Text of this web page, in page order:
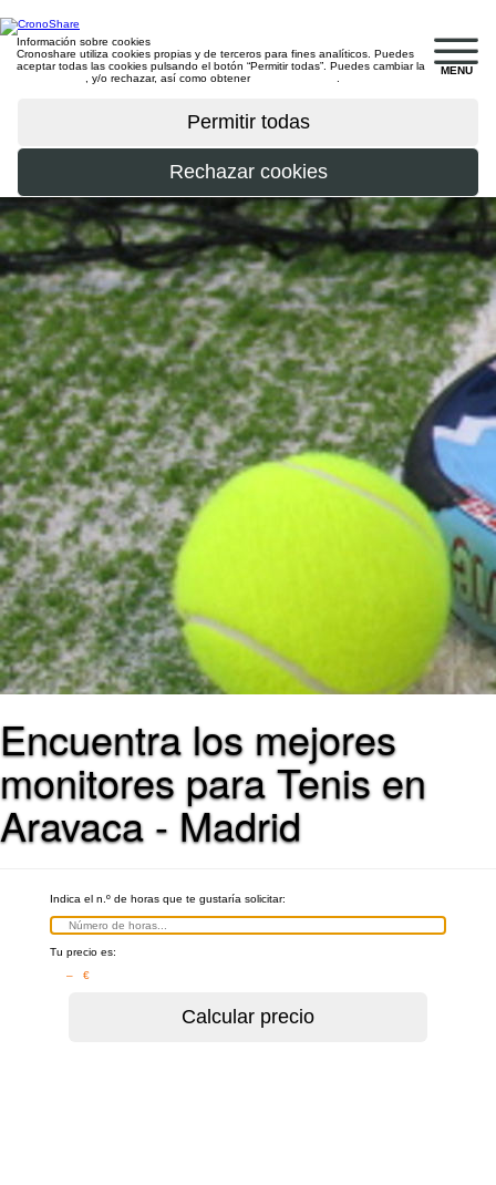
MENU
Información sobre cookies
Cronoshare utiliza cookies propias y de terceros para fines analíticos. Puedes
aceptar todas las cookies pulsando el botón “Permitir todas”. Puedes cambiar la
, y/o rechazar, así como obtener
Encuentra los mejores
monitores para Tenis en
Aravaca - Madrid
Indica el n.º de horas que te gustaría solicitar:
Tu precio es:
– €